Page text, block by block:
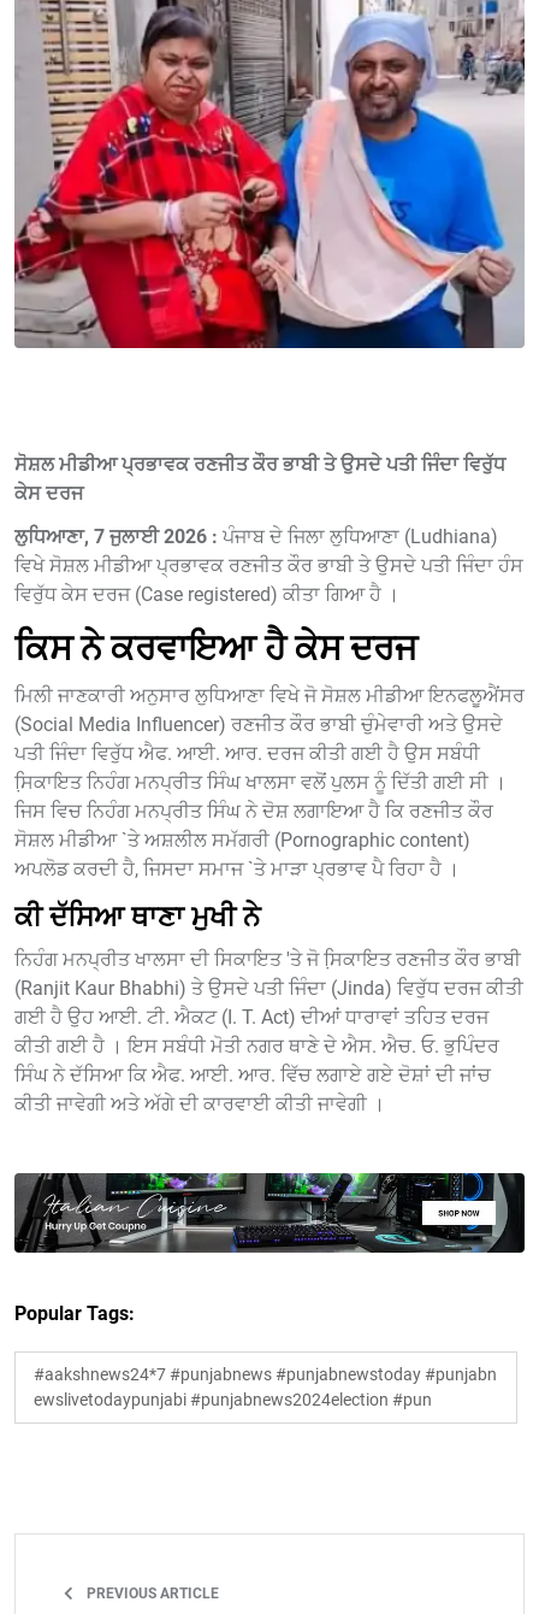
ਸੋਸ਼ਲ ਮੀਡੀਆ ਪ੍ਰਭਾਵਕ ਰਣਜੀਤ ਕੌਰ ਭਾਬੀ ਤੇ ਉਸਦੇ ਪਤੀ ਜਿੰਦਾ ਵਿਰੁੱਧ
ਕੇਸ ਦਰਜ
ਲੁਧਿਆਣਾ, 7 ਜੁਲਾਈ 2026 : ਪੰਜਾਬ ਦੇ ਜਿਲਾ ਲੁਧਿਆਣਾ (Ludhiana)
ਵਿਖੇ ਸੋਸ਼ਲ ਮੀਡੀਆ ਪ੍ਰਭਾਵਕ ਰਣਜੀਤ ਕੌਰ ਭਾਬੀ ਤੇ ਉਸਦੇ ਪਤੀ ਜਿੰਦਾ ਹੰਸ
ਵਿਰੁੱਧ ਕੇਸ ਦਰਜ (Case registered) ਕੀਤਾ ਗਿਆ ਹੈ ।
ਕਿਸ ਨੇ ਕਰਵਾਇਆ ਹੈ ਕੇਸ ਦਰਜ
ਮਿਲੀ ਜਾਣਕਾਰੀ ਅਨੁਸਾਰ ਲੁਧਿਆਣਾ ਵਿਖੇ ਜੋ ਸੋਸ਼ਲ ਮੀਡੀਆ ਇਨਫਲੂਐਂਸਰ
(Social Media Influencer) ਰਣਜੀਤ ਕੌਰ ਭਾਬੀ ਚੁੰਮੇਵਾਰੀ ਅਤੇ ਉਸਦੇ
ਪਤੀ ਜਿੰਦਾ ਵਿਰੁੱਧ ਐਫ. ਆਈ. ਆਰ. ਦਰਜ ਕੀਤੀ ਗਈ ਹੈ ਉਸ ਸਬੰਧੀ
ਸਿ਼ਕਾਇਤ ਨਿਹੰਗ ਮਨਪ੍ਰੀਤ ਸਿੰਘ ਖਾਲਸਾ ਵਲੋਂ ਪੁਲਸ ਨੂੰ ਦਿੱਤੀ ਗਈ ਸੀ ।
ਜਿਸ ਵਿਚ ਨਿਹੰਗ ਮਨਪ੍ਰੀਤ ਸਿੰਘ ਨੇ ਦੋਸ਼ ਲਗਾਇਆ ਹੈ ਕਿ ਰਣਜੀਤ ਕੌਰ
ਸੋਸ਼ਲ ਮੀਡੀਆ `ਤੇ ਅਸ਼ਲੀਲ ਸਮੱਗਰੀ (Pornographic content)
ਅਪਲੋਡ ਕਰਦੀ ਹੈ, ਜਿਸਦਾ ਸਮਾਜ `ਤੇ ਮਾੜਾ ਪ੍ਰਭਾਵ ਪੈ ਰਿਹਾ ਹੈ ।
ਕੀ ਦੱਸਿਆ ਥਾਣਾ ਮੁਖੀ ਨੇ
ਨਿਹੰਗ ਮਨਪ੍ਰੀਤ ਖਾਲਸਾ ਦੀ ਸਿਕਾਇਤ 'ਤੇ ਜੋ ਸਿ਼ਕਾਇਤ ਰਣਜੀਤ ਕੌਰ ਭਾਬੀ
(Ranjit Kaur Bhabhi) ਤੇ ਉਸਦੇ ਪਤੀ ਜਿੰਦਾ (Jinda) ਵਿਰੁੱਧ ਦਰਜ ਕੀਤੀ
ਗਈ ਹੈ ਉਹ ਆਈ. ਟੀ. ਐਕਟ (I. T. Act) ਦੀਆਂ ਧਾਰਾਵਾਂ ਤਹਿਤ ਦਰਜ
ਕੀਤੀ ਗਈ ਹੈ । ਇਸ ਸਬੰਧੀ ਮੋਤੀ ਨਗਰ ਥਾਣੇ ਦੇ ਐਸ. ਐਚ. ਓ. ਭੁਪਿੰਦਰ
ਸਿੰਘ ਨੇ ਦੱਸਿਆ ਕਿ ਐਫ. ਆਈ. ਆਰ. ਵਿੱਚ ਲਗਾਏ ਗਏ ਦੋਸ਼ਾਂ ਦੀ ਜਾਂਚ
ਕੀਤੀ ਜਾਵੇਗੀ ਅਤੇ ਅੱਗੇ ਦੀ ਕਾਰਵਾਈ ਕੀਤੀ ਜਾਵੇਗੀ ।
Popular Tags:
#aakshnews24*7 #punjabnews #punjabnewstoday #punjabn
ewslivetodaypunjabi #punjabnews2024election #pun
PREVIOUS ARTICLE